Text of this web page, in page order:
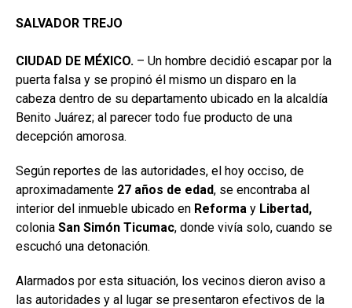
SALVADOR TREJO
CIUDAD DE MÉXICO. – Un hombre decidió escapar por la
puerta falsa y se propinó él mismo un disparo en la
cabeza dentro de su departamento ubicado en la alcaldía
Benito Juárez; al parecer todo fue producto de una
decepción amorosa.
Según reportes de las autoridades, el hoy occiso, de
aproximadamente 27 años de edad, se encontraba al
interior del inmueble ubicado en Reforma y Libertad,
colonia San Simón Ticumac, donde vivía solo, cuando se
escuchó una detonación.
Alarmados por esta situación, los vecinos dieron aviso a
las autoridades y al lugar se presentaron efectivos de la